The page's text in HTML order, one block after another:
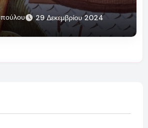
29 Δεκεμβρίου 2024